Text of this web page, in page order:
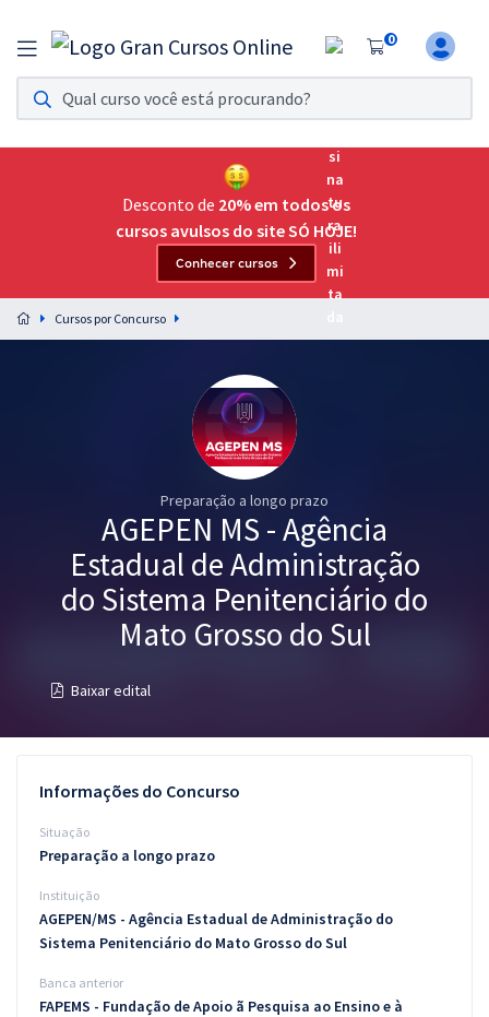
0
Assinatura Ilimitada 11
Acesso a todos os cursos. Teste grátis por 7 dias!
Assinatura OAB Até Passar
Acesso ilimitado a toda preparação para o Exame da
Preparação completa e intensiva para as principais
residências em saúde do Brasil
Graduação
Blog
Atendimento
Desconto de 20% em todos os
cursos avulsos do site SÓ HOJE!
Conhecer cursos
Cursos por Concurso
Preparação a longo prazo
AGEPEN MS - Agência
Estadual de Administração
do Sistema Penitenciário do
Mato Grosso do Sul
Baixar edital
Informações do Concurso
Situação
Preparação a longo prazo
Instituição
AGEPEN/MS - Agência Estadual de Administração do
Sistema Penitenciário do Mato Grosso do Sul
Banca anterior
FAPEMS - Fundação de Apoio ã Pesquisa ao Ensino e à